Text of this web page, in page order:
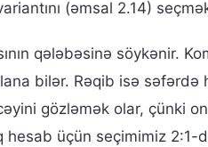
(əmsal 2.14)
qələbəsinə söykənir.
bilər. Rəqib isə
gözləmək olar, çünki
hesab üçün seçimimiz 2:1-